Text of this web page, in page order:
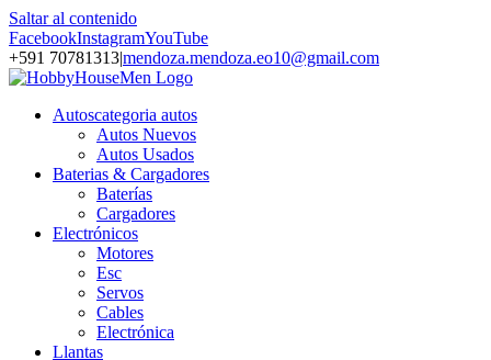
Saltar al contenido
FacebookInstagramYouTube
+591 70781313|mendoza.mendoza.eo10@gmail.com
Autoscategoria autos
Autos Nuevos
Autos Usados
Baterias & Cargadores
Baterías
Cargadores
Electrónicos
Motores
Esc
Servos
Cables
Electrónica
Llantas